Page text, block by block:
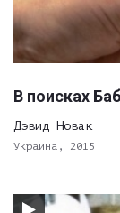
В поисках
Дэвид Новак
Украина, 2015